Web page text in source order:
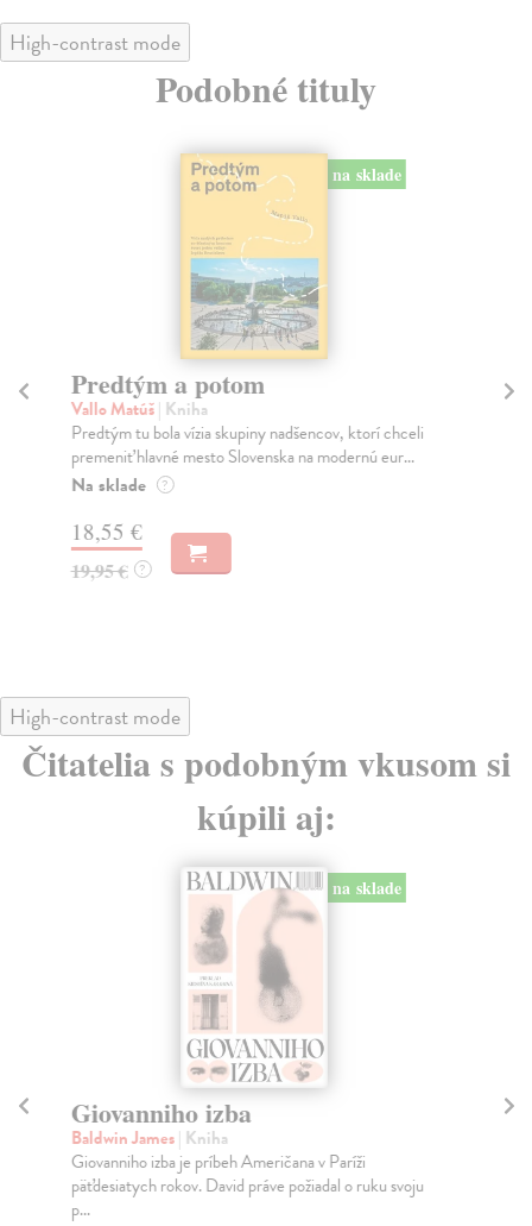
High-contrast mode
Podobné tituly
na sklade
Predtým a potom
Vallo Matúš| Kniha
Predtým tu bola vízia skupiny nadšencov, ktorí chceli
premeniť hlavné mesto Slovenska na modernú eur...
Na sklade ?
18,55 €
19,95 € ?
High-contrast mode
Čitatelia s podobným vkusom si
kúpili aj:
na sklade
Giovanniho izba
Baldwin James| Kniha
Giovanniho izba je príbeh Američana v Paríži
päťdesiatych rokov. David práve požiadal o ruku svoju
p...